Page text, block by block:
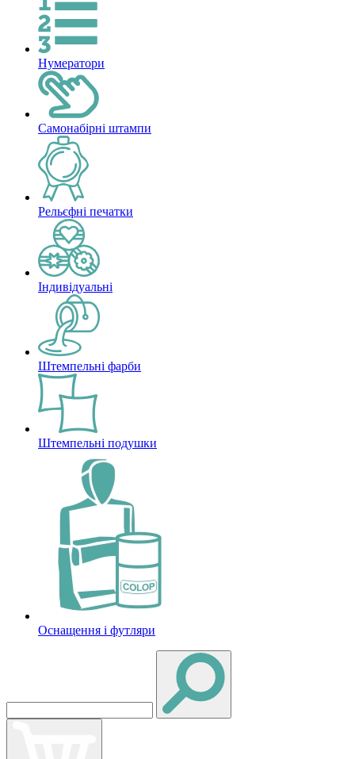
Нумератори
Самонабірні штампи
Рельєфні печатки
Індивідуальні
Штемпельні фарби
Штемпельні подушки
Оснащення і футляри